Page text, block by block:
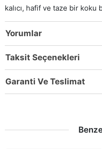
kalıcı, hafif ve taze bir koku
Yorumlar
Taksit Seçenekleri
Garanti Ve Teslimat